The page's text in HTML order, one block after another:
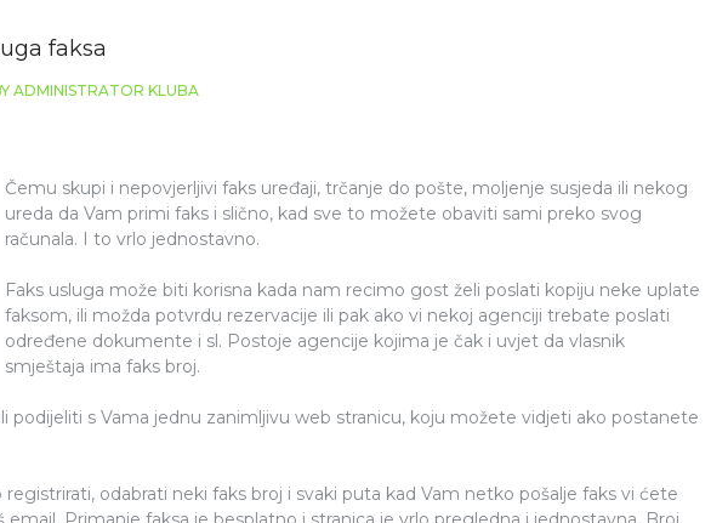
faksa
ADMINISTRATOR KLUBA
Čemu skupi i nepovjerljivi faks uređaji, trčanje do pošte, moljenje susjeda ili nekog
ureda da Vam primi faks i slično, kad sve to možete obaviti sami preko svog
računala. I to vrlo jednostavno.
Faks usluga može biti korisna kada nam recimo gost želi poslati kopiju neke uplate
faksom, ili možda potvrdu rezervacije ili pak ako vi nekoj agenciji trebate poslati
određene dokumente i sl. Postoje agencije kojima je čak i uvjet da vlasnik
smještaja ima faks broj.
podijeliti s Vama jednu zanimljivu web stranicu, koju možete vidjeti ako postanete
odabrati neki faks broj i svaki puta kad Vam netko pošalje faks vi ćete